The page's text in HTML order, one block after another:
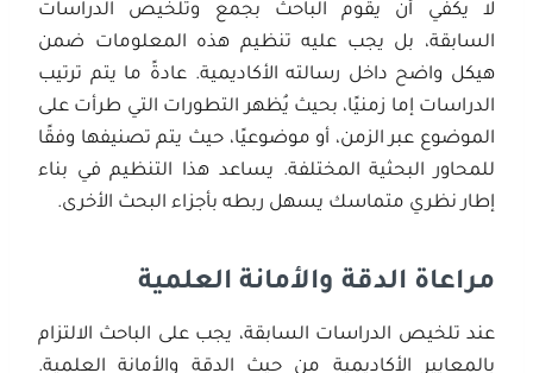
لا يكفي أن يقوم الباحث بجمع وتلخيص الدراسات
السابقة، بل يجب عليه تنظيم هذه المعلومات ضمن
هيكل واضح داخل رسالته الأكاديمية. عادةً ما يتم ترتيب
الدراسات إما زمنيًا، بحيث يُظهر التطورات التي طرأت على
الموضوع عبر الزمن، أو موضوعيًا، حيث يتم تصنيفها وفقًا
للمحاور البحثية المختلفة. يساعد هذا التنظيم في بناء
إطار نظري متماسك يسهل ربطه بأجزاء البحث الأخرى.
مراعاة الدقة والأمانة العلمية
عند تلخيص الدراسات السابقة، يجب على الباحث الالتزام
بالمعايير الأكاديمية من حيث الدقة والأمانة العلمية.